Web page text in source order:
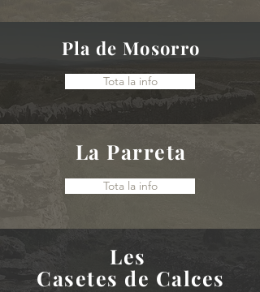
Pla de Mosorro
Tota la info
La Parreta
Tota la info
Les
Casetes de Calces